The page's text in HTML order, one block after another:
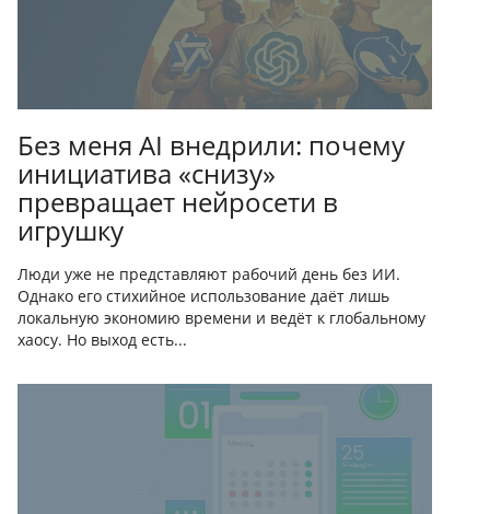
Без меня AI внедрили: почему
инициатива «снизу»
превращает нейросети в
игрушку
Люди уже не представляют рабочий день без ИИ.
Однако его стихийное использование даёт лишь
локальную экономию времени и ведёт к глобальному
хаосу. Но выход есть...